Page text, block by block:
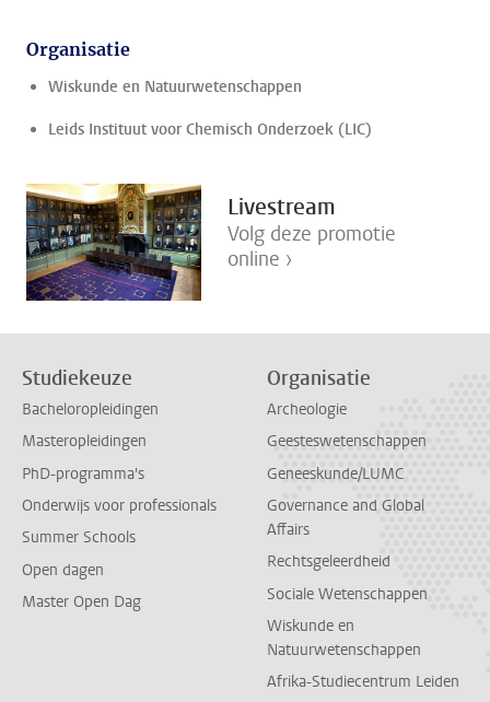
Organisatie
Wiskunde en Natuurwetenschappen
Leids Instituut voor Chemisch Onderzoek (LIC)
Livestream
Volg deze promotie
online ›
Studiekeuze
Bacheloropleidingen
Masteropleidingen
PhD-programma's
Onderwijs voor professionals
Summer Schools
Open dagen
Master Open Dag
Organisatie
Archeologie
Geesteswetenschappen
Geneeskunde/LUMC
Governance and Global
Affairs
Rechtsgeleerdheid
Sociale Wetenschappen
Wiskunde en
Natuurwetenschappen
Afrika-Studiecentrum Leiden